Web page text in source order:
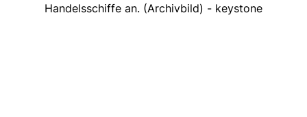
Handelsschiffe an. (Archivbild) - keystone